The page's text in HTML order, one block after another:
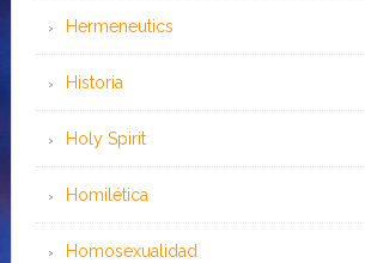
Hermeneutics
Historia
Holy Spirit
Homilética
Homosexualidad